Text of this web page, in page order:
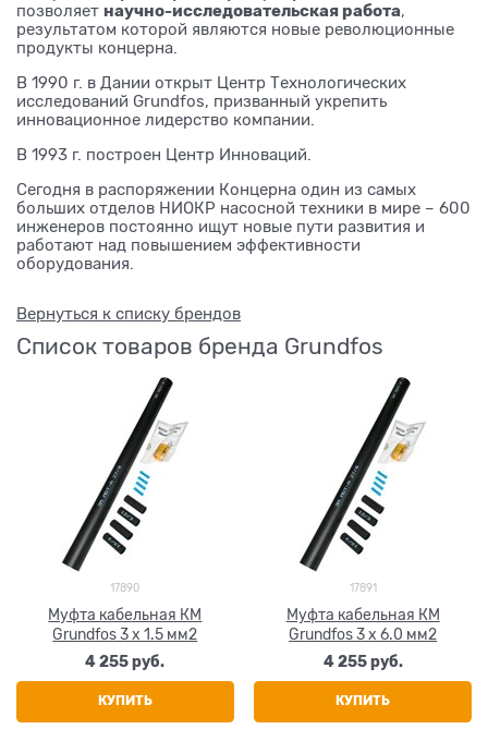
позволяет научно-исследовательская работа,
результатом которой являются новые революционные
продукты концерна.
В 1990 г. в Дании открыт Центр Технологических
исследований Grundfos, призванный укрепить
инновационное лидерство компании.
В 1993 г. построен Центр Инноваций.
Сегодня в распоряжении Концерна один из самых
больших отделов НИОКР насосной техники в мире – 600
инженеров постоянно ищут новые пути развития и
работают над повышением эффективности
оборудования.
Вернуться к списку брендов
Список товаров бренда Grundfos
17890
Муфта кабельная КМ
Grundfos 3 х 1.5 мм2
4 255 руб.
КУПИТЬ
17891
Муфта кабельная КМ
Grundfos 3 х 6.0 мм2
4 255 руб.
КУПИТЬ